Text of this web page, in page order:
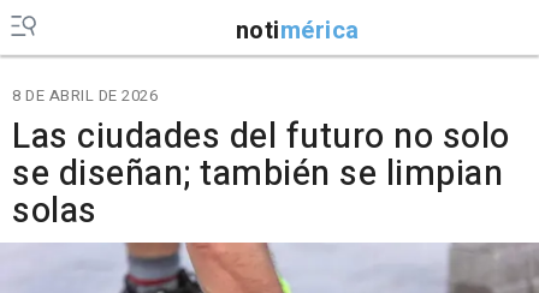
notimérica
8 DE ABRIL DE 2026
Las ciudades del futuro no solo
se diseñan; también se limpian
solas